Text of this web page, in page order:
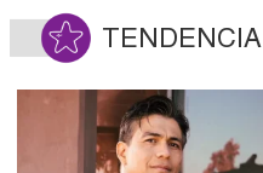
TENDENCIA